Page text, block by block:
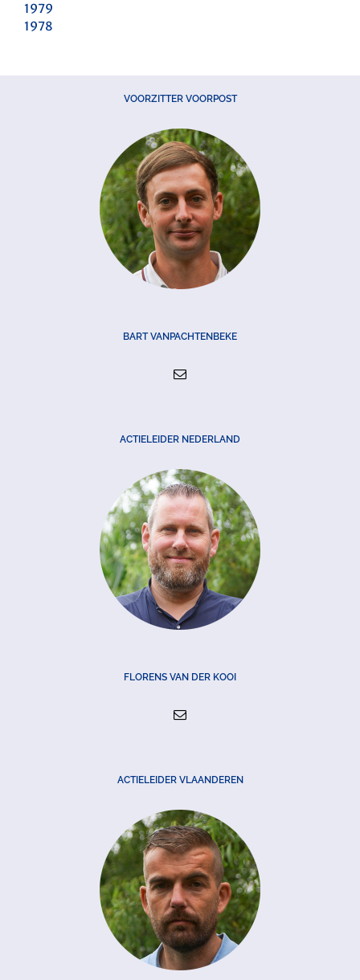
1979
1978
VOORZITTER VOORPOST
BART VANPACHTENBEKE
ACTIELEIDER NEDERLAND
FLORENS VAN DER KOOI
ACTIELEIDER VLAANDEREN